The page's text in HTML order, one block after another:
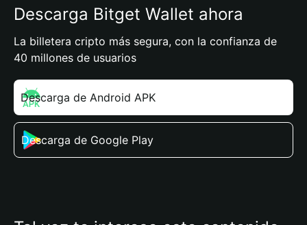
Descarga Bitget Wallet ahora
La billetera cripto más segura, con la confianza de
40 millones de usuarios
Descarga de Android APK
Descarga de Google Play